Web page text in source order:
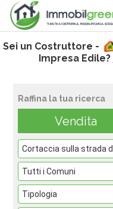
Sei un Costruttore -
Impresa Edile?
Raffina la tua ricerca
Vendita